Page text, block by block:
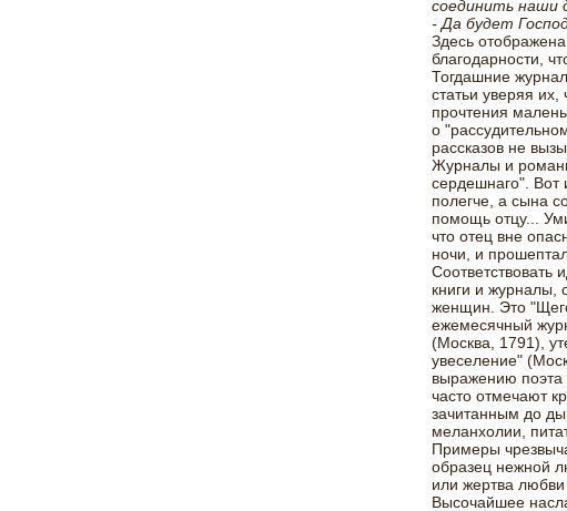
соединить наши
- Да будет
Здесь
благодарности,
Тогдашние
статьи уверяя
прочтения
о
рассказов не
Журналы и
сердешнаго". Вот
полегче, а сына
помощь отцу...
что отец вне
ночи, и
Соответствовать
книги и журналы,
женщин. Это
ежемесячный
(Москва, 1791),
увеселение"
выражению поэта
часто отмечают
зачитанным до
меланхолии,
Примеры
образец нежной
или жертва
Высочайшее